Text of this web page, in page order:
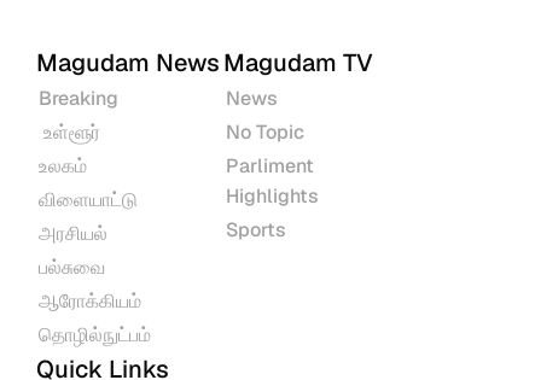
Magudam News
Breaking
உள்ளூர்
உலகம்
விளையாட்டு
அரசியல்
பல்சுவை
ஆரோக்கியம்
தொழில்நுட்பம்
Magudam TV
News
No Topic
Parliment
Highlights
Sports
Quick Links